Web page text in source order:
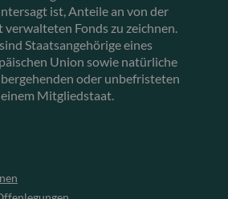
ist, Anteile an von der
Fonds zu zeichnen.
Staatsangehörige eines
Union sowie natürliche
oder unbefristeten
Mitgliedstaat.